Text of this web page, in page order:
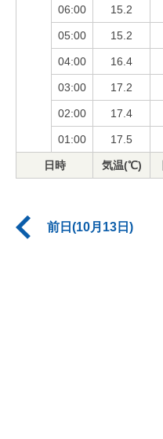
06:00 15.2
05:00 15.2
04:00 16.4
03:00 17.2
02:00 17.4
01:00 17.5
日時 気温(℃)
前日(10月13日)